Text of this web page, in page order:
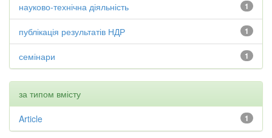
1
науково-технічна діяльність
1
публікація результатів НДР
1
семінари
за типом вмісту
1
Article